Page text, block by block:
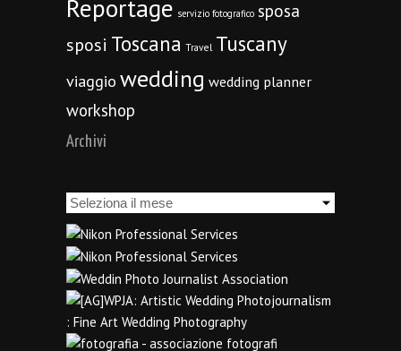
Reportage servizio fotografico sposa
sposi Toscana Travel Tuscany
viaggio wedding wedding planner
workshop
Archivi
Archivi